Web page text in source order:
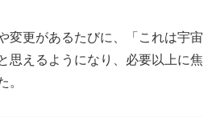
変更があるたびに、「これは宇宙
思えるようになり、必要以上に焦
。